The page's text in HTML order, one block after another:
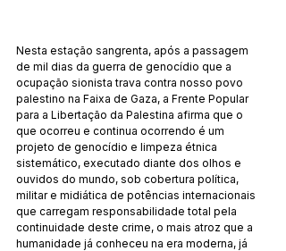
Nesta estação sangrenta, após a passagem
de mil dias da guerra de genocídio que a
ocupação sionista trava contra nosso povo
palestino na Faixa de Gaza, a Frente Popular
para a Libertação da Palestina afirma que o
que ocorreu e continua ocorrendo é um
projeto de genocídio e limpeza étnica
sistemático, executado diante dos olhos e
ouvidos do mundo, sob cobertura política,
militar e midiática de potências internacionais
que carregam responsabilidade total pela
continuidade deste crime, o mais atroz que a
humanidade já conheceu na era moderna, já